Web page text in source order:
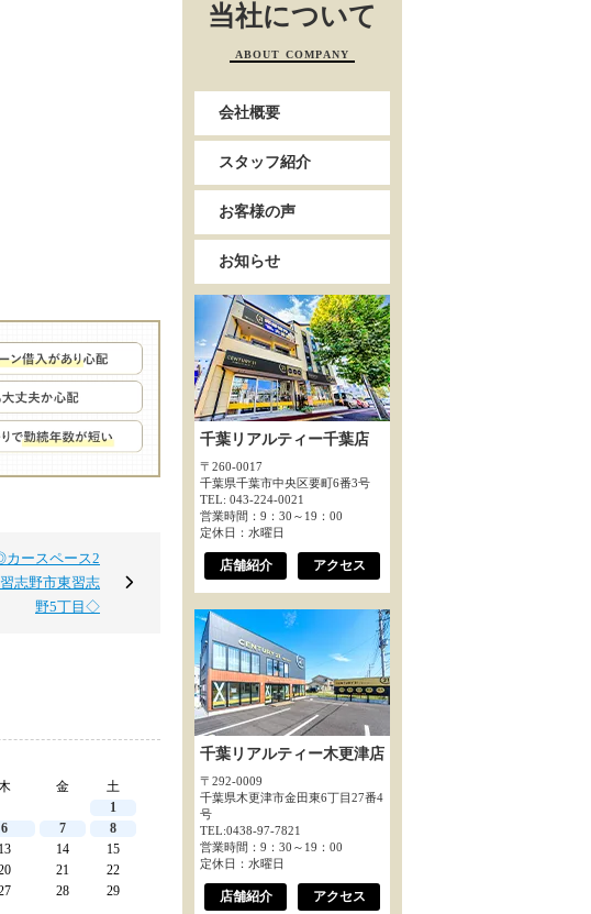
ースペース2
志野市東習志
野5丁目◇
金
土
1
6 7
8
13 14
15
21
22
28
29
当社について
ABOUT COMPANY
会社概要
スタッフ紹介
お客様の声
お知らせ
千葉リアルティー千葉店
〒260-0017
千葉県千葉市中央区要町6番3号
TEL: 043-224-0021
営業時間：9：30～19：00
定休日：水曜日
店舗紹介 アクセス
千葉リアルティー木更津店
〒292-0009
千葉県木更津市金田東6丁目27番4
号
TEL:0438-97-7821
営業時間：9：30～19：00
定休日：水曜日
店舗紹介 アクセス